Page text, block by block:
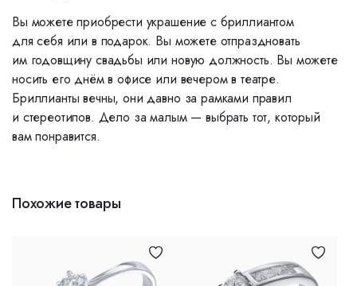
Вы можете приобрести украшение с бриллиантом
для себя или в подарок. Вы можете отпраздновать
им годовщину свадьбы или новую должность. Вы можете
носить его днём в офисе или вечером в театре.
Бриллианты вечны, они давно за рамками правил
и стереотипов. Дело за малым — выбрать тот, который
вам понравится.
Похожие товары